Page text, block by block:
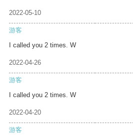
2022-05-10
游客
I called you 2 times. W
2022-04-26
游客
I called you 2 times. W
2022-04-20
游客